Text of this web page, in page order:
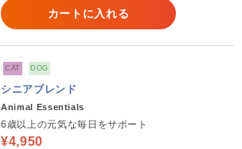
カートに入れる
CAT DOG
シニアブレンド
Animal Essentials
6歳以上の元気な毎日をサポート
¥4,950